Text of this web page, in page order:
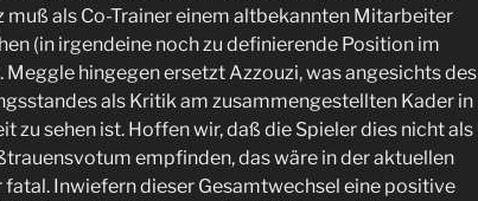
muß als Co-Trainer einem altbekannten Mitarbeiter
(in irgendeine noch zu definierende Position im
Meggle hingegen ersetzt Azzouzi, was angesichts des
als Kritik am zusammengestellten Kader in
zu sehen ist. Hoffen wir, daß die Spieler dies nicht als
empfinden, das wäre in der aktuellen
fatal. Inwiefern dieser Gesamtwechsel eine positive